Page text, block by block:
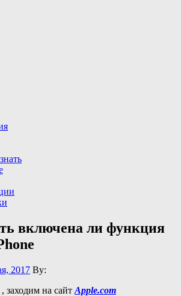
включена ли функция
2017 By:
заходим на сайт Apple.com